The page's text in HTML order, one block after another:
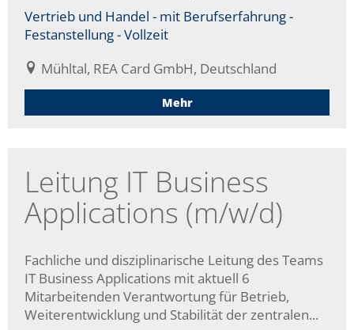
Vertrieb und Handel - mit Berufserfahrung -
Festanstellung - Vollzeit
Mühltal, REA Card GmbH, Deutschland
Mehr
Leitung IT Business
Applications (m/w/d)
Fachliche und disziplinarische Leitung des Teams
IT Business Applications mit aktuell 6
Mitarbeitenden Verantwortung für Betrieb,
Weiterentwicklung und Stabilität der zentralen...